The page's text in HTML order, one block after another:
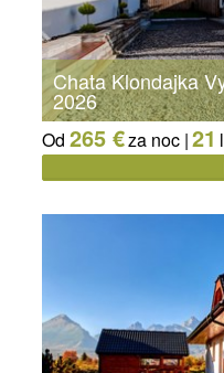
Chata Klondajka
2026
Od 265 €za noc |21